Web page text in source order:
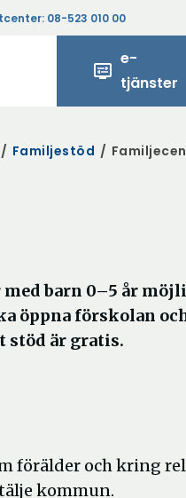
08-523 010 00
display_settings
e-
tjänster
/ Familjestöd /
barn 0–5 år
öppna förskolan
stöd är gratis.
förälder och kring
kommun.